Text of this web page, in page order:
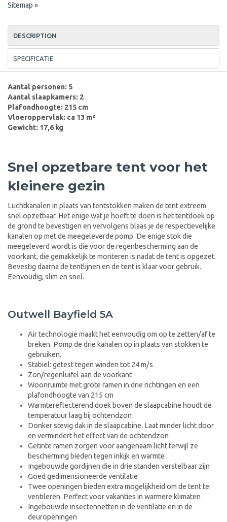
Sitemap »
DESCRIPTION
SPECIFICATIE
Aantal personen: 5
Aantal slaapkamers: 2
Plafondhoogte: 215 cm
Vloeroppervlak: ca 13 m²
Gewicht: 17,6 kg
Snel opzetbare tent voor het
kleinere gezin
Luchtkanalen in plaats van tentstokken maken de tent extreem
snel opzetbaar. Het enige wat je hoeft te doen is het tentdoek op
de grond te bevestigen en vervolgens blaas je de respectievelijke
kanalen op met de meegeleverde pomp. De enige stok die
meegeleverd wordt is die voor de regenbescherming aan de
voorkant, die gemakkelijk te monteren is nadat de tent is opgezet.
Bevestig daarna de tentlijnen en de tent is klaar voor gebruik.
Eenvoudig, slim en snel.
Outwell Bayfield 5A
Air technologie maakt het eenvoudig om op te zetten/af te
breken. Pomp de drie kanalen op in plaats van stokken te
gebruiken.
Stabiel: getest tegen winden tot 24 m/s
Zon/regenluifel aan de voorkant
Woonruimte met grote ramen in drie richtingen en een
plafondhoogte van 215 cm
Warmtereflecterend doek boven de slaapcabine houdt de
temperatuur laag bij ochtendzon
Donker stevig dak in de slaapcabine. Laat minder licht door
en vermindert het effect van de ochtendzon
Getinte ramen zorgen voor aangenaam licht terwijl ze
bescherming bieden tegen inkijk en warmte
Ingebouwde gordijnen die in drie standen verstelbaar zijn
Goed gedimensioneerde ventilatie
Twee openingen bieden extra mogelijkheid om de tent te
ventileren. Perfect voor vakanties in warmere klimaten
Ingebouwde insectennetten in de ventilatie en in de
deuropeningen